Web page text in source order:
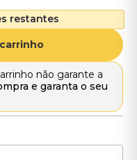
restantes
não garante a
e garanta o seu